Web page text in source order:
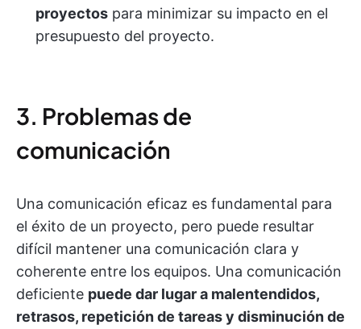
proyectos para minimizar su impacto en el
presupuesto del proyecto.
3. Problemas de
comunicación
Una comunicación eficaz es fundamental para
el éxito de un proyecto, pero puede resultar
difícil mantener una comunicación clara y
coherente entre los equipos. Una comunicación
deficiente puede dar lugar a malentendidos,
retrasos, repetición de tareas y disminución de